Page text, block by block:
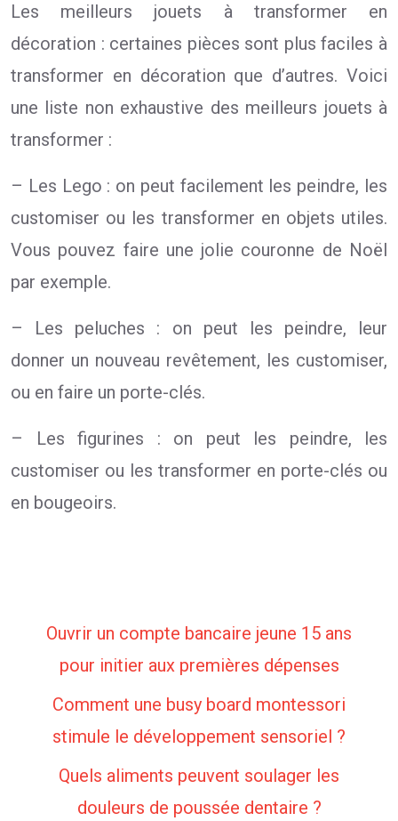
Les meilleurs jouets à transformer en
décoration : certaines pièces sont plus faciles à
transformer en décoration que d’autres. Voici
une liste non exhaustive des meilleurs jouets à
transformer :
– Les Lego : on peut facilement les peindre, les
customiser ou les transformer en objets utiles.
Vous pouvez faire une jolie couronne de Noël
par exemple.
– Les peluches : on peut les peindre, leur
donner un nouveau revêtement, les customiser,
ou en faire un porte-clés.
– Les figurines : on peut les peindre, les
customiser ou les transformer en porte-clés ou
en bougeoirs.
Ouvrir un compte bancaire jeune 15 ans
pour initier aux premières dépenses
Comment une busy board montessori
stimule le développement sensoriel ?
Quels aliments peuvent soulager les
douleurs de poussée dentaire ?